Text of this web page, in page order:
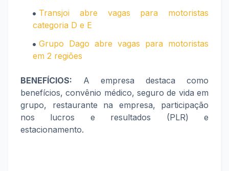
Transjoi abre vagas para motoristas
categoria D e E
Grupo Dago abre vagas para motoristas
em 2 regiões
BENEFÍCIOS: A empresa destaca como
benefícios, convênio médico, seguro de vida em
grupo, restaurante na empresa, participação
nos lucros e resultados (PLR) e
estacionamento.